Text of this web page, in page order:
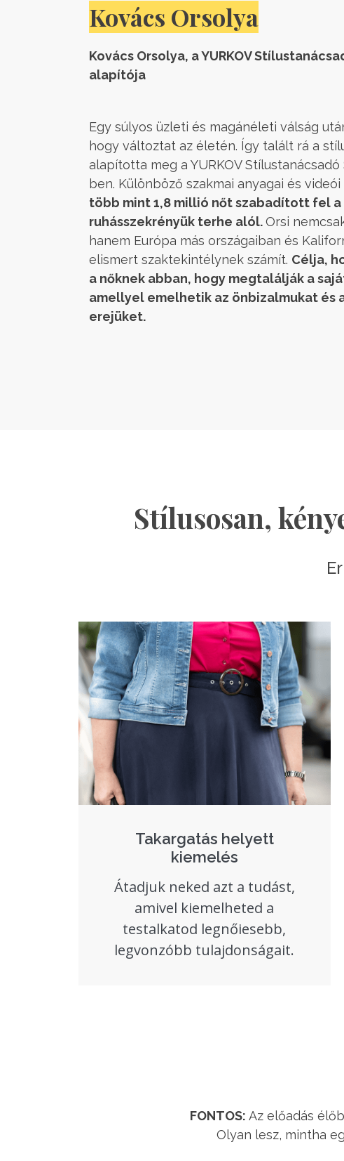
Kovács Orsolya
Kovács Orsolya, a YURKOV
alapítója
Egy súlyos üzleti és magánéleti válság
hogy változtat az életén. Így talált rá a
alapította meg a YURKOV Stílustanácsadó
ben. Különböző szakmai anyagai és
több mint 1,8 millió nőt szabadított fel a
ruhásszekrényük terhe alól.Orsi
hanem Európa más országaiban és
elismert szaktekintélynek számít. Célja,
a nőknek abban, hogy megtalálják a
amellyel emelhetik az önbizalmukat és
erejüket.
Stílusosan,
Takargatás helyett
kiemelés​
Átadjuk neked azt a tudást,
amivel kiemelheted a
testalkatod legnőiesebb,
legvonzóbb tulajdonságait.​
FONTOS: Az előadás
Olyan lesz, mintha